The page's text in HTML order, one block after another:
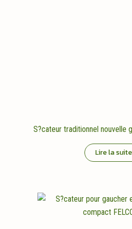
S?cateur traditionnel nouvelle
Lire la suite